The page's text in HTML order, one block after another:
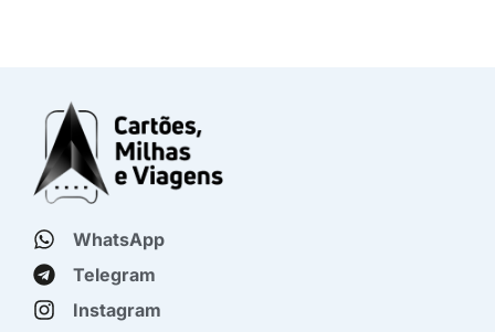
WhatsApp
Telegram
Instagram